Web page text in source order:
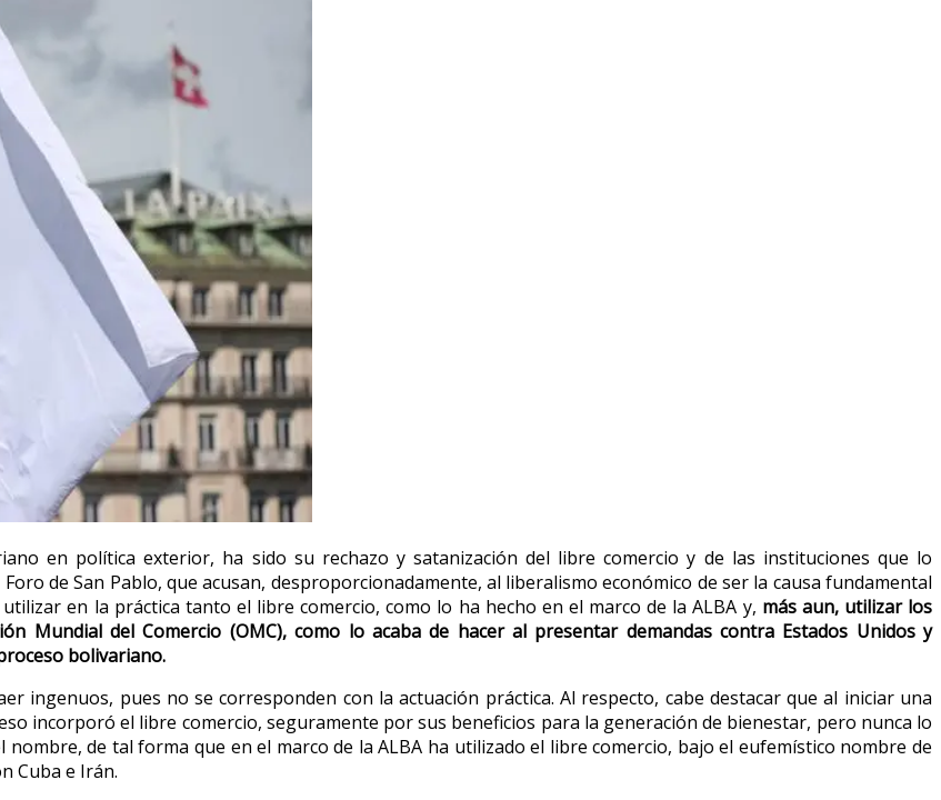
en política exterior, ha sido su rechazo y satanización del libre comercio y de las instituciones que lo
de San Pablo, que acusan, desproporcionadamente, al liberalismo económico de ser la causa fundamental
en la práctica tanto el libre comercio, como lo ha hecho en el marco de la ALBA y, más aun, utilizar los
Mundial del Comercio (OMC), como lo acaba de hacer al presentar demandas contra Estados Unidos y
bolivariano.
ingenuos, pues no se corresponden con la actuación práctica. Al respecto, cabe destacar que al iniciar una
incorporó el libre comercio, seguramente por sus beneficios para la generación de bienestar, pero nunca lo
de tal forma que en el marco de la ALBA ha utilizado el libre comercio, bajo el eufemístico nombre de
Cuba e Irán.